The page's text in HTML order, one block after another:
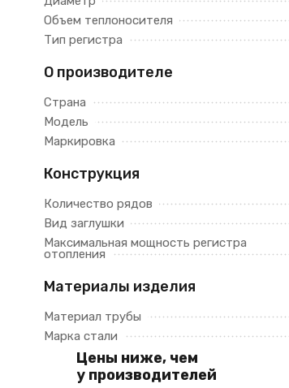
Объем теплоносителя
Тип регистра
О производителе
Страна
Модель
Маркировка
Конструкция
Количество рядов
Вид заглушки
Максимальная мощность регистра
отопления
Материалы изделия
Материал трубы
Марка стали
Цены ниже, чем
у производителей